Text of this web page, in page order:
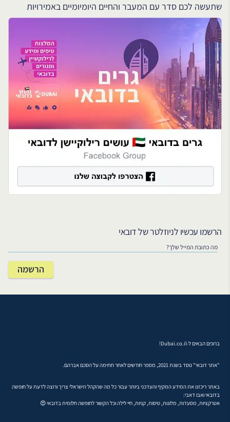
שתעשה לכם סדר עם המעבר והחיים היומיומיים באמירויות
הרשמו עכשיו לניוזלטר של דובאי
ברוכים הבאים ל-Dubai.co.il!
"אתר דובאי" נוסד בשנת 2021, מספר חודשים לאחר חתימה על הסכם אברהם.
באתר ריכזנו את המידע המקיף והעדכני ביותר עבור כל מה שהקהל הישראלי צריך ורוצה לדעת על חופשה
בדובאי ואבו דאבי:
אטרקציות, מסעדות, מלונות, טיסות, קניות, חיי לילה וכל הקשור לחופשה חלומית בדובאי 😍